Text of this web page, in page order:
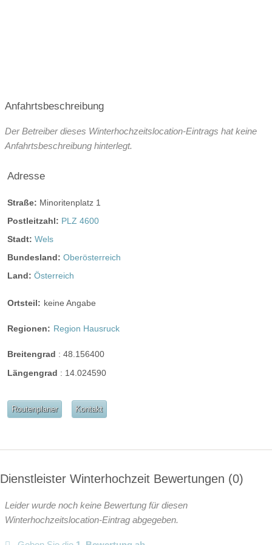
Lt. Tarifordnung der Stadt Wels beträgt die Saalmiete für
Hochzeiten € 800,-- exkl. MwSt. und Nebenleistungen.
Catering wird extra beauftragt, gerne beraten wir Sie bei
der Auswahl.
ganztags geöffnet
ganztags geöffnet
ganztags geöffnet
Rauchen: eingeschränkt erlaubt
mögliche Tischformate:
U-Form
Anfahrtsbeschreibung
Der Betreiber dieses Winterhochzeitslocation-Eintrags hat keine
Anfahrtsbeschreibung hinterlegt.
Adresse
Straße: Minoritenplatz 1
Postleitzahl: PLZ 4600
Stadt: Wels
Bundesland: Oberösterreich
Land: Österreich
Ortsteil: keine Angabe
Regionen: Region Hausruck
Breitengrad : 48.156400
Längengrad : 14.024590
Routenplaner Kontakt
Dienstleister Winterhochzeit Bewertungen 0
Leider wurde noch keine Bewertung für diesen
Winterhochzeitslocation-Eintrag abgegeben.